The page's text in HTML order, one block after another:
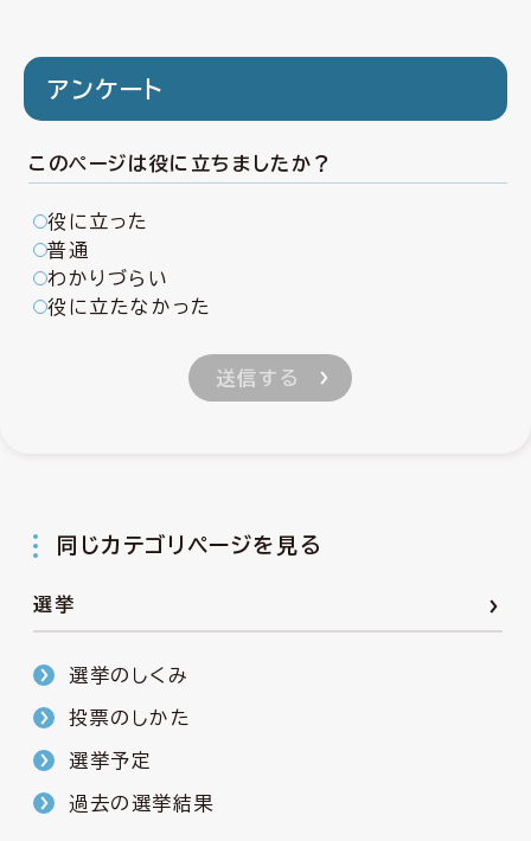
アンケート
このページは役に立ちましたか？
役に立った
普通
わかりづらい
役に立たなかった
同じカテゴリページを見る
選挙
選挙のしくみ
投票のしかた
選挙予定
過去の選挙結果